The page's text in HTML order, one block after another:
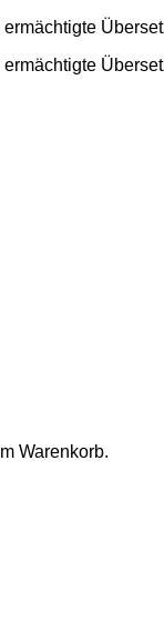
Warenkorb.